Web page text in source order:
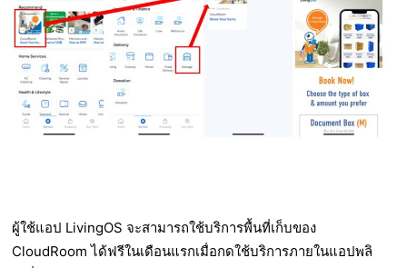
ผู้ใช้แอป LivingOS จะสามารถใช้บริการพื้นที่เก็บของ
CloudRoom ได้ฟรีในเดือนแรกเมื่อกดใช้บริการภายในแอปพลิ